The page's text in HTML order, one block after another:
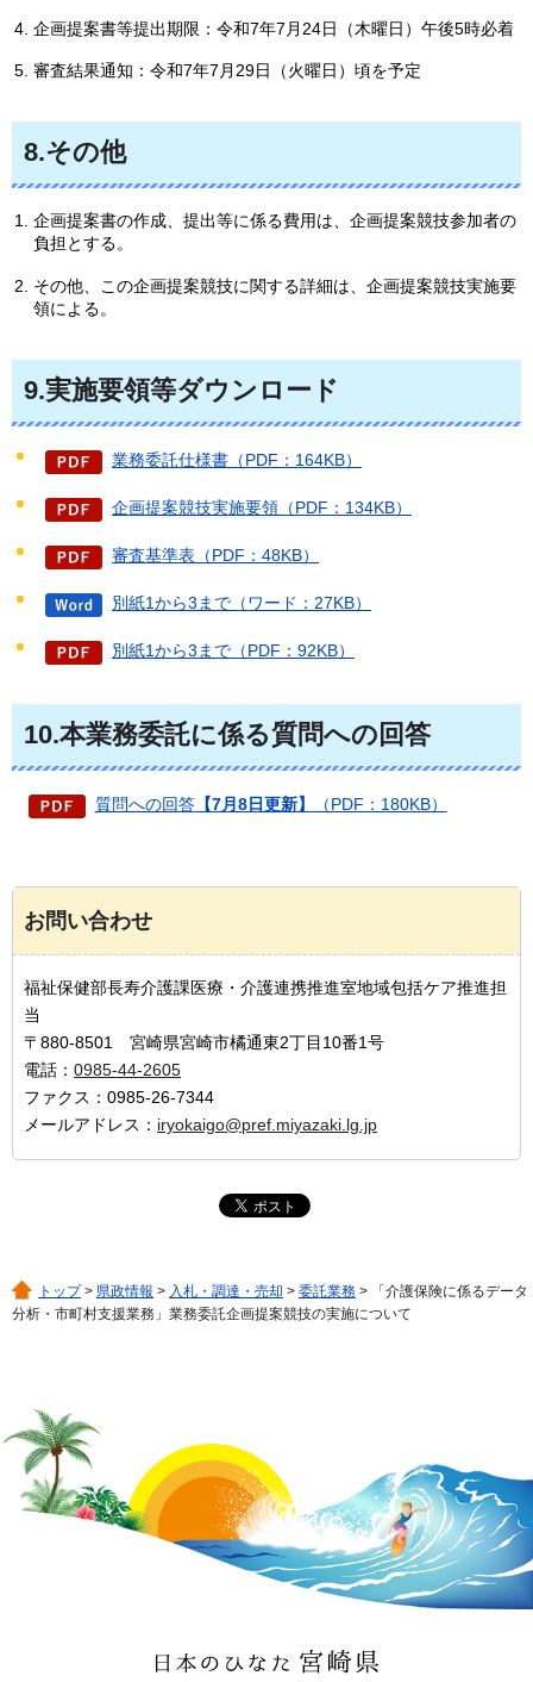
企画提案書等提出期限：令和7年7月24日（木曜日）午後5時必着
審査結果通知：令和7年7月29日（火曜日）頃を予定
8.その他
企画提案書の作成、提出等に係る費用は、企画提案競技参加者の
負担とする。
その他、この企画提案競技に関する詳細は、企画提案競技実施要
領による。
9.実施要領等ダウンロード
業務委託仕様書（PDF：164KB）
企画提案競技実施要領（PDF：134KB）
審査基準表（PDF：48KB）
別紙1から3まで（ワード：27KB）
別紙1から3まで（PDF：92KB）
10.本業務委託に係る質問への回答
質問への回答【7月8日更新】 （PDF：180KB）
お問い合わせ
福祉保健部長寿介護課医療・介護連携推進室地域包括ケア推進担
当
〒880-8501 宮崎県宮崎市橘通東2丁目10番1号
電話： 0985-44-2605
ファクス：0985-26-7344
メールアドレス： iryokaigo@pref.miyazaki.lg.jp
トップ> 県政情報 > 入札・調達・売却 > 委託業務 > 「介護保険に係るデータ
分析・市町村支援業務」業務委託企画提案競技の実施について
日本のひなた 宮崎県